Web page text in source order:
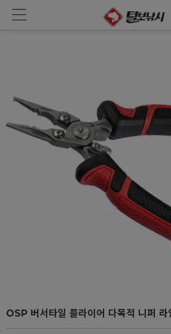
OSP 버서타일 플라이어 다목적 니퍼 라